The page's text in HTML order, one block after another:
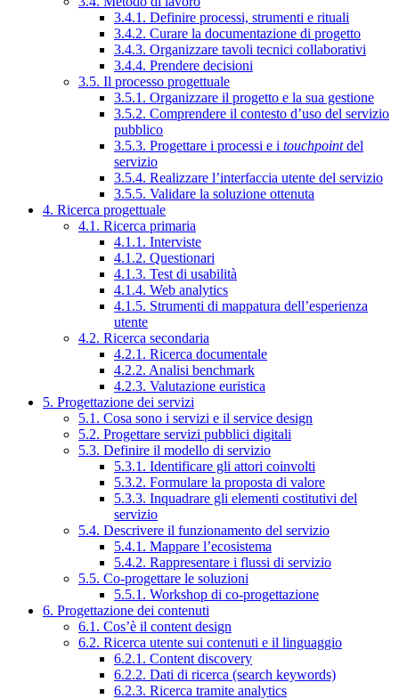
3.4.1. Definire processi, strumenti e rituali
3.4.2. Curare la documentazione di progetto
3.4.3. Organizzare tavoli tecnici collaborativi
3.4.4. Prendere decisioni
3.5. Il processo progettuale
3.5.1. Organizzare il progetto e la sua gestione
3.5.2. Comprendere il contesto d’uso del servizio
pubblico
3.5.3. Progettare i processi e i touchpointdel
servizio
3.5.4. Realizzare l’interfaccia utente del servizio
3.5.5. Validare la soluzione ottenuta
4. Ricerca progettuale
4.1. Ricerca primaria
4.1.1. Interviste
4.1.2. Questionari
4.1.3. Test di usabilità
4.1.4. Web analytics
4.1.5. Strumenti di mappatura dell’esperienza
utente
4.2. Ricerca secondaria
4.2.1. Ricerca documentale
4.2.2. Analisi benchmark
4.2.3. Valutazione euristica
5. Progettazione dei servizi
5.1. Cosa sono i servizi e il service design
5.2. Progettare servizi pubblici digitali
5.3. Definire il modello di servizio
5.3.1. Identificare gli attori coinvolti
5.3.2. Formulare la proposta di valore
5.3.3. Inquadrare gli elementi costitutivi del
servizio
5.4. Descrivere il funzionamento del servizio
5.4.1. Mappare l’ecosistema
5.4.2. Rappresentare i flussi di servizio
5.5. Co-progettare le soluzioni
5.5.1. Workshop di co-progettazione
6. Progettazione dei contenuti
6.1. Cos’è il content design
6.2. Ricerca utente sui contenuti e il linguaggio
6.2.1. Content discovery
6.2.2. Dati di ricerca (search keywords)
6.2.3. Ricerca tramite analytics